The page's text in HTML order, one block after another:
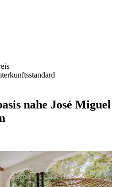
nahe José Miguel